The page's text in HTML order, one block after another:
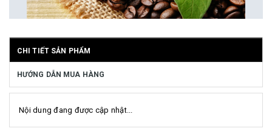
CHI TIẾT SẢN PHẨM
HƯỚNG DẪN MUA HÀNG
Nội dung đang được cập nhật...